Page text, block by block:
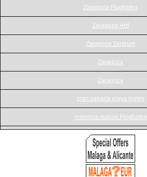
Zaragoza Flughafen
Zaragoza Hbf
Zaragoza Zentrum
Zaragoza
Zaragoza
gran canaria playa ingles
menorca mahon Flughafen